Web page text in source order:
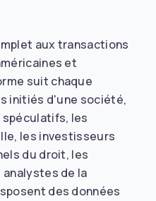
aux transactions
et
suit chaque
initiés d'une société,
les
les investisseurs
du droit, les
de la
des données